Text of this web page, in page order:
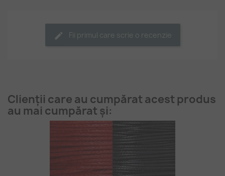
Fii primul care scrie o recenzie
Clienții care au cumpărat acest produs
au mai cumpărat și: